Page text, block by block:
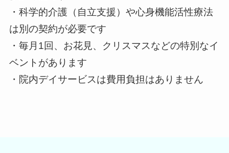
・科学的介護（自立支援）や心身機能活性療法
は別の契約が必要です
・毎月1回、お花見、クリスマスなどの特別なイ
ベントがあります
・院内デイサービスは費用負担はありません